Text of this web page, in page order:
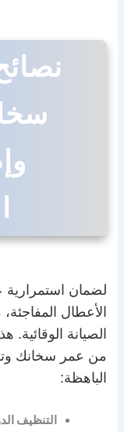
لضمان
الأعطال
الصيانة
من عمر سخانك
الباهظة:
التنظيف